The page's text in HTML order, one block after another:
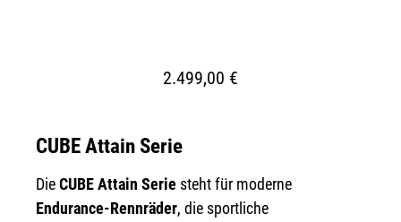
2.499,00 €
CUBE Attain Serie
DieCUBE Attain Serie steht für moderne
Endurance-Rennräder, die sportliche